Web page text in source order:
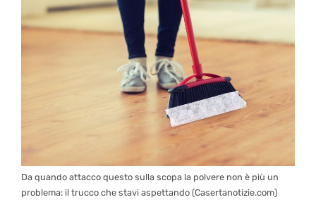
Da quando attacco questo sulla scopa la polvere non è più un
problema: il trucco che stavi aspettando (Casertanotizie.com)